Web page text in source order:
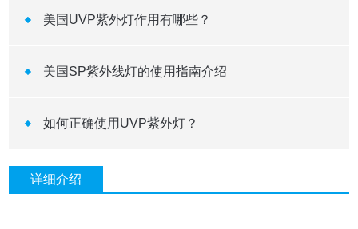
美国UVP紫外灯作用有哪些？
美国SP紫外线灯的使用指南介绍
如何正确使用UVP紫外灯？
详细介绍